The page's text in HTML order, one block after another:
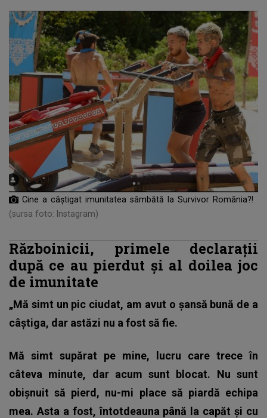
Cine a câştigat imunitatea sâmbătă la Survivor România?!
(sursa foto: Instagram)
Războinicii, primele declarații
după ce au pierdut și al doilea joc
de imunitate
„Mă simt un pic ciudat, am avut o șansă bună de a
câștiga, dar astăzi nu a fost să fie.
Mă simt supărat pe mine, lucru care trece în
câteva minute, dar acum sunt blocat. Nu sunt
obișnuit să pierd, nu-mi place să piardă echipa
mea. Asta a fost, întotdeauna până la capăt și cu